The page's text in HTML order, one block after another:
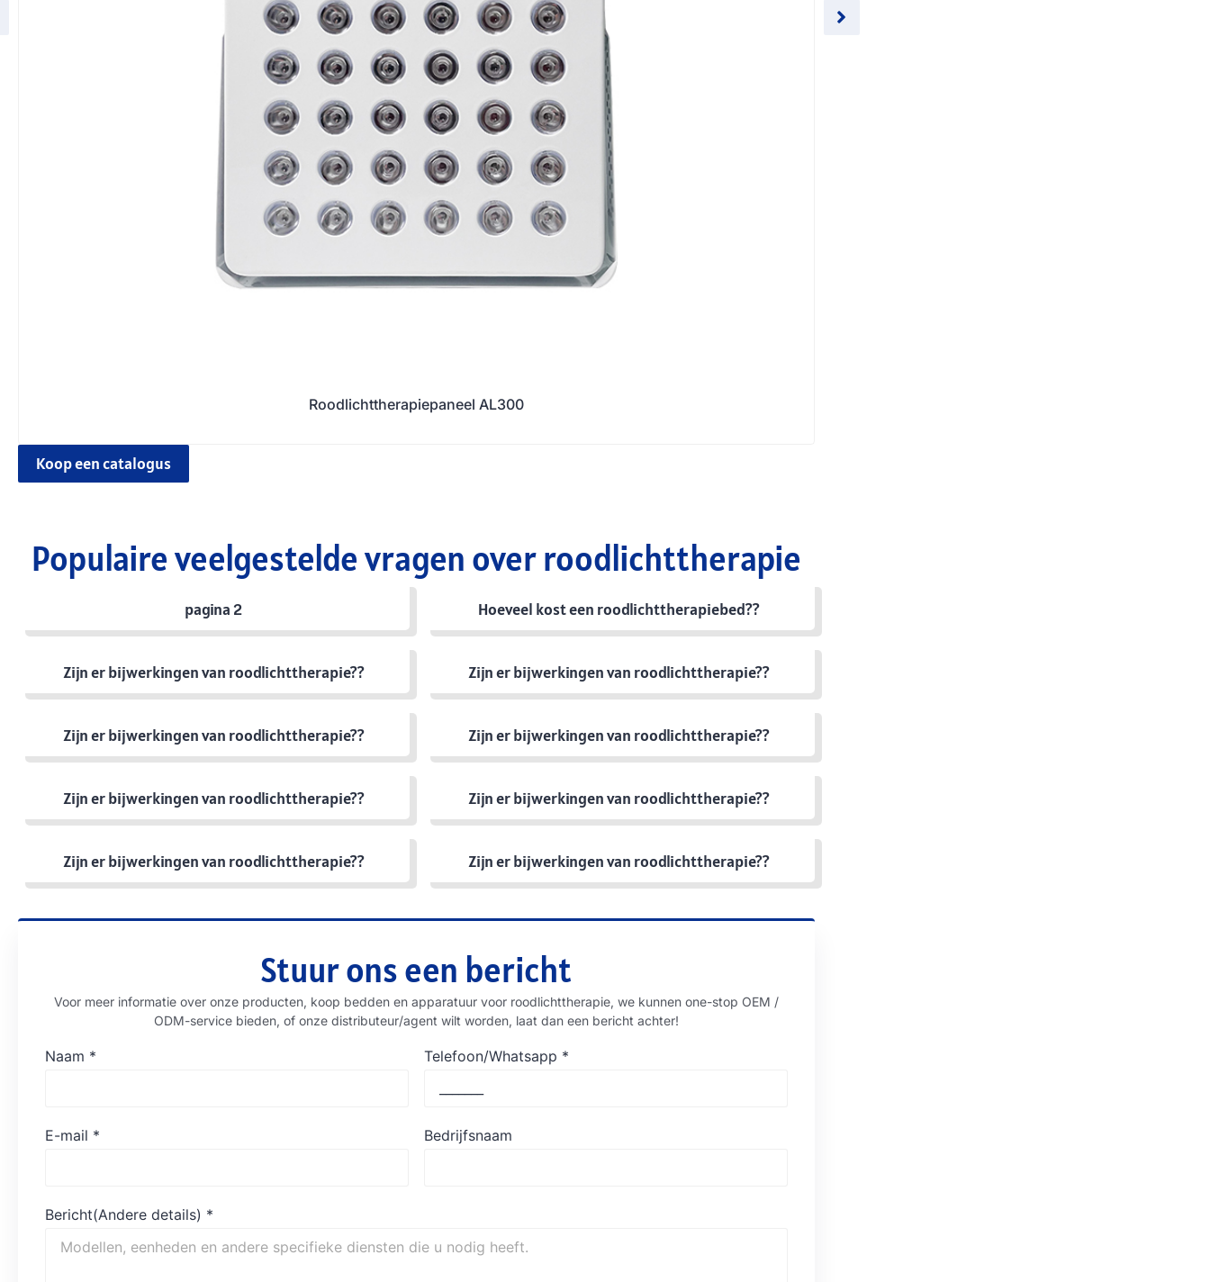
Roodlichttherapiepaneel AL300
Koop een catalogus
Populaire veelgestelde vragen over roodlichttherapie
pagina 2 Hoeveel kost een roodlichttherapiebed??
Zijn er bijwerkingen van roodlichttherapie?? Zijn er bijwerkingen van roodlichttherapie??
Zijn er bijwerkingen van roodlichttherapie?? Zijn er bijwerkingen van roodlichttherapie??
Zijn er bijwerkingen van roodlichttherapie?? Zijn er bijwerkingen van roodlichttherapie??
Zijn er bijwerkingen van roodlichttherapie?? Zijn er bijwerkingen van roodlichttherapie??
Stuur ons een bericht
Voor meer informatie over onze producten, koop bedden en apparatuur voor roodlichttherapie, we kunnen one-stop OEM /
ODM-service bieden, of onze distributeur/agent wilt worden, laat dan een bericht achter!
Naam * Telefoon/Whatsapp *
E-mail * Bedrijfsnaam
Bericht(Andere details) *